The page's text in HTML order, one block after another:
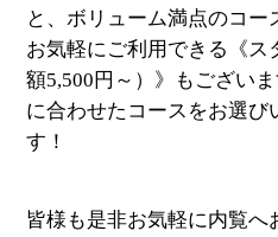
と、ボリューム満点のコー
お気軽にご利用できる《ス
額5,500円～）》もござい
に合わせたコースをお選び
す！
皆様も是非お気軽に内覧へ